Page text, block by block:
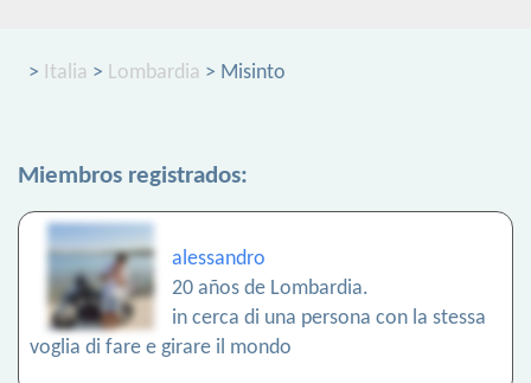
> Italia > Lombardia > Misinto
Miembros registrados:
alessandro
20 años de Lombardia.
in cerca di una persona con la stessa
voglia di fare e girare il mondo